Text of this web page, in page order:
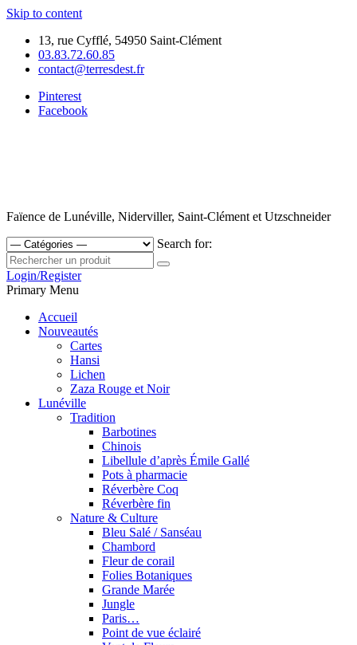
Skip to content
13, rue Cyfflé, 54950 Saint-Clément
03.83.72.60.85
contact@terresdest.fr
Pinterest
Facebook
Faïence de Lunéville, Niderviller, Saint-Clément et Utzschneider
Search for:
Login/Register
Primary Menu
Accueil
Nouveautés
Cartes
Hansi
Lichen
Zaza Rouge et Noir
Lunéville
Tradition
Barbotines
Chinois
Libellule d’après Émile Gallé
Pots à pharmacie
Réverbère Coq
Réverbère fin
Nature & Culture
Bleu Salé / Sanséau
Chambord
Fleur de corail
Folies Botaniques
Grande Marée
Jungle
Paris…
Point de vue éclairé